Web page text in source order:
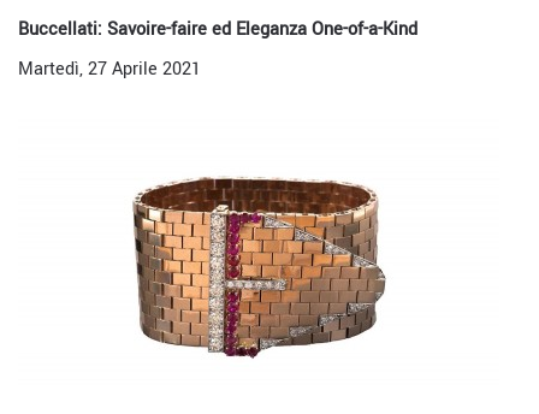
Buccellati: Savoire-faire ed Eleganza One-of-a-Kind
Martedì, 27 Aprile 2021